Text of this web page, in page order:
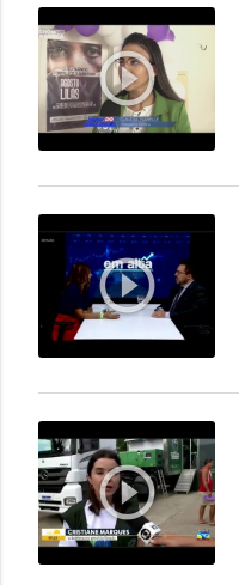
play_circle_outline
play_circle_outline
play_circle_outline